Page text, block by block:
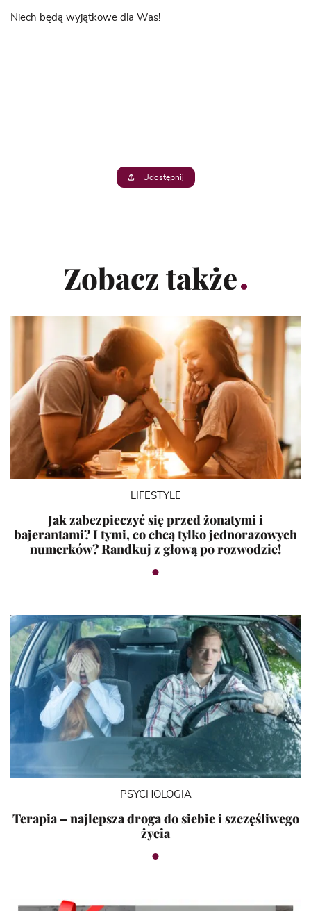
Niech będą wyjątkowe dla Was!
Udostępnij
Zobacz także
LIFESTYLE
Jak zabezpieczyć się przed żonatymi i
bajerantami? I tymi, co chcą tylko jednorazowych
numerków? Randkuj z głową po rozwodzie!
PSYCHOLOGIA
Terapia – najlepsza droga do siebie i szczęśliwego
życia